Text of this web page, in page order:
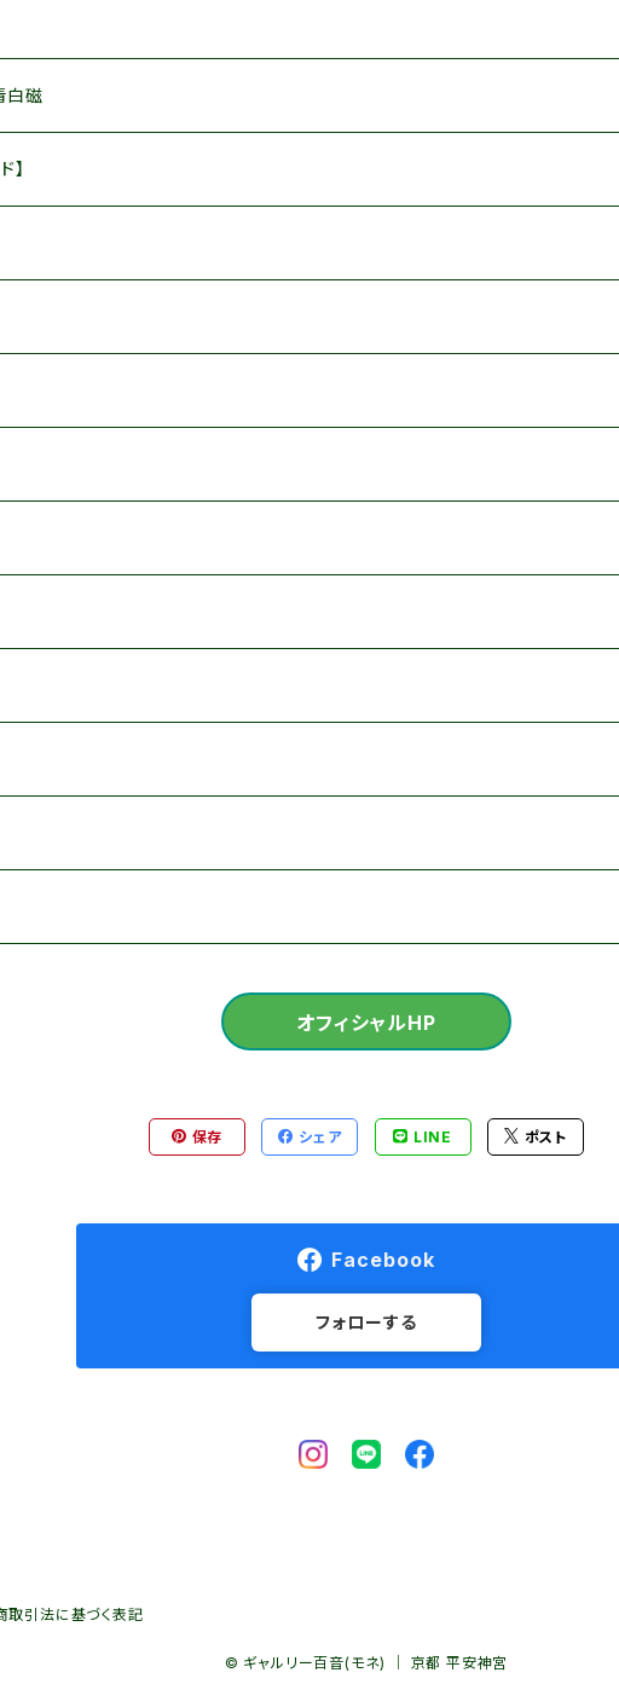
白磁
】
Copenhagen
オフィシャルHP
保存 シェア LINE ポスト
Facebook
フォローする
取引法に基づく表記
© ギャルリー百音(モネ) ｜ 京都 平安神宮